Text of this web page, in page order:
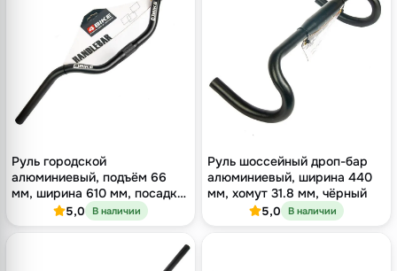
Руль городской
алюминиевый, подъём 66
мм, ширина 610 мм, посадка
25.4 мм, чёрный
5,0 В наличии
Руль шоссейный дроп-бар
алюминиевый, ширина 440
мм, хомут 31.8 мм, чёрный
5,0 В наличии